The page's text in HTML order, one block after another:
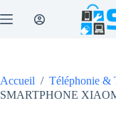
au
Accueil / Téléphonie &
SMARTPHONE